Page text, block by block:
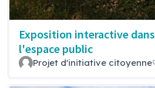
Exposition interactive dans
l'espace public
Projet d'initiative citoyenne